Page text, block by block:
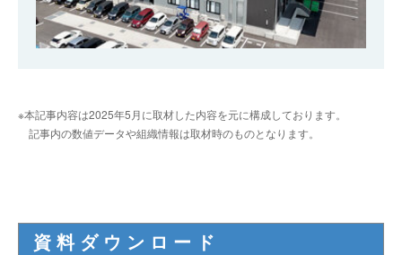
※本記事内容は2025年5月に取材した内容を元に構成しております。
記事内の数値データや組織情報は取材時のものとなります。
資料ダウンロード